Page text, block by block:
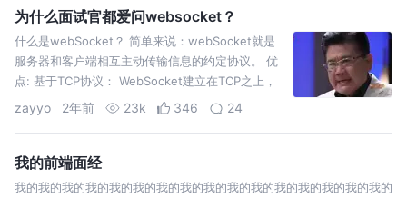
为什么面试官都爱问websocket？
什么是webSocket？ 简单来说：webSocket就是
服务器和客户端相互主动传输信息的约定协议。 优
点: 基于TCP协议： WebSocket建立在TCP之上，
这使得服务器端的实现相对容易。 与
zayyo 2年前 23k 346 24
我的前端面经
我的我的我的我的我的我的我的我的我的我的我的我的我的我的我的我的